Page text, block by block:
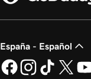
España - Español